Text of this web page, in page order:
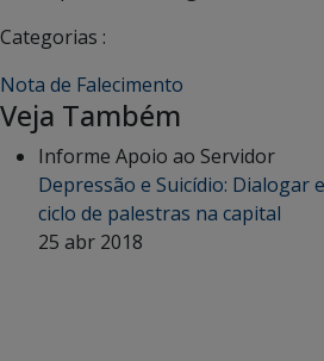
Categorias :
Nota de Falecimento
Veja Também
Informe Apoio ao Servidor
Depressão e Suicídio: Dialogar
ciclo de palestras na capital
25 abr 2018